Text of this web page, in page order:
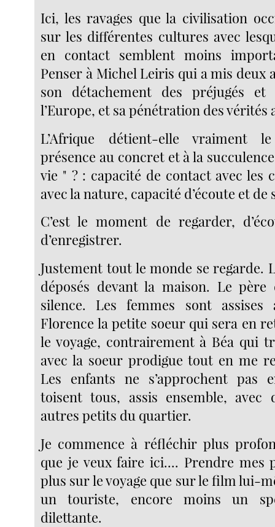
Ici, les ravages que la civilisation
sur les différentes cultures avec
en contact semblent moins
Penser à Michel Leiris qui a mis deux
son détachement des préjugés
l’Europe, et sa pénétration des vérités
L’Afrique détient-elle vraiment
présence au concret et à la
vie " ? : capacité de contact avec les
avec la nature, capacité d’écoute et de
C’est le moment de regarder,
d’enregistrer.
Justement tout le monde se regarde.
déposés devant la maison. Le père
silence. Les femmes sont assises
Florence la petite soeur qui sera en
le voyage, contrairement à Béa qui
avec la soeur prodigue tout en me
Les enfants ne s’approchent pas
toisent tous, assis ensemble, avec
autres petits du quartier.
Je commence à réfléchir plus
que je veux faire ici.... Prendre mes
plus sur le voyage que sur le film lui-
un touriste, encore moins un
dilettante.